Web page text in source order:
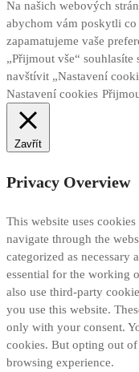
Na našich webových
abychom vám poskytli
zapamatujeme vaše
„Přijmout vše“
navštívit „Nastavení
Nastavení cookies
Zavřít
Privacy Overview
This website uses
navigate through the
categorized as necessary
essential for the working
also use third-party
you use this website.
only with your consent.
cookies. But opting out
browsing experience.